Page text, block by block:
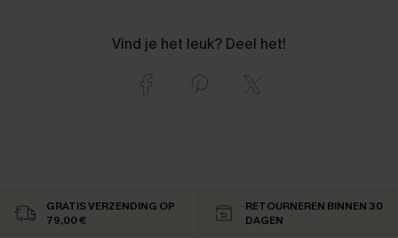
Vind je het leuk? Deel het!
GRATIS VERZENDING OP
79,00 €
RETOURNEREN BINNEN 30
DAGEN